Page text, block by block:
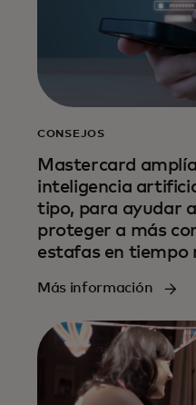
CONSEJOS
Mastercard
inteligencia
tipo, para ayudar
proteger a más
estafas en tiempo
Más información